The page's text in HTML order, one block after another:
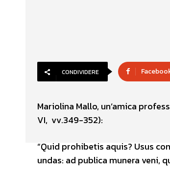
CONDIVIDERE
Mariolina Mallo, un’amica
VI, vv.349-352):
“Quid prohibetis aquis? Usus
undas: ad publica munera veni,